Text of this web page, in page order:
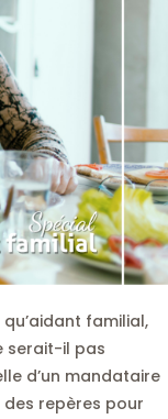
familial,
serait-il pas
d’un mandataire
des repères pour